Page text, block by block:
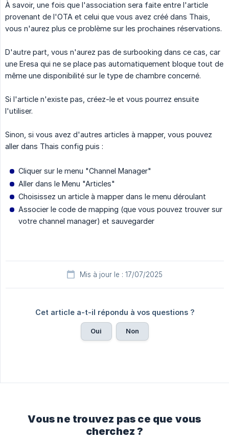
À savoir, une fois que l'association sera faite entre l'article
provenant de l'OTA et celui que vous avez créé dans Thais,
vous n'aurez plus ce problème sur les prochaines réservations.
D'autre part, vous n'aurez pas de surbooking dans ce cas, car
une Eresa qui ne se place pas automatiquement bloque tout de
même une disponibilité sur le type de chambre concerné.
Si l'article n'existe pas, créez-le et vous pourrez ensuite
l'utiliser.
Sinon, si vous avez d'autres articles à mapper, vous pouvez
aller dans Thais config puis :
Cliquer sur le menu "Channel Manager"
Aller dans le Menu "Articles"
Choisissez un article à mapper dans le menu déroulant
Associer le code de mapping (que vous pouvez trouver sur
votre channel manager) et sauvegarder
Mis à jour le : 17/07/2025
Cet article a-t-il répondu à vos questions ?
Oui Non
Vous ne trouvez pas ce que vous
cherchez ?